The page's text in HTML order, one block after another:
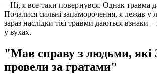
– Ні, я все-таки повернувся. Однак травма
Почалися сильні запаморочення, я лежав у
зараз наслідки тієї травми даються взнаки
у вухах.
"Мав справу з людьми, які
провели за гратами"